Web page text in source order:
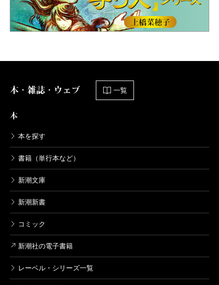
本・雑誌・ウェブ 一覧
本
本を探す
書籍（単行本など）
新潮文庫
新潮新書
コミック
新潮社の電子書籍
レーベル・シリーズ一覧